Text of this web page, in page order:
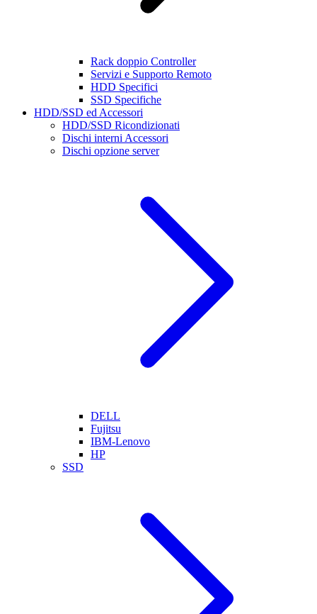
Rack doppio Controller
Servizi e Supporto Remoto
HDD Specifici
SSD Specifiche
HDD/SSD ed Accessori
HDD/SSD Ricondizionati
Dischi interni Accessori
Dischi opzione server
DELL
Fujitsu
IBM-Lenovo
HP
SSD